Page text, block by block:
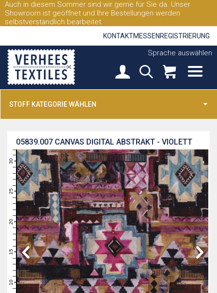
Auch in diesem Sommer sind wir gerne für Sie da. Unser
Showroom ist geöffnet und Ihre Bestellungen werden
selbstverständlich bearbeitet.
KONTAKTMESSEN REGISTRIERUNG
Sprache auswählen
STOFF KATEGORIE WÄHLEN
CANVAS DIGITAL ABSTRAKT - VIOLETT
05839.007
10
11
12
13
15
16
17
18
19
20
21
24
25
26
27
28
29
30
31